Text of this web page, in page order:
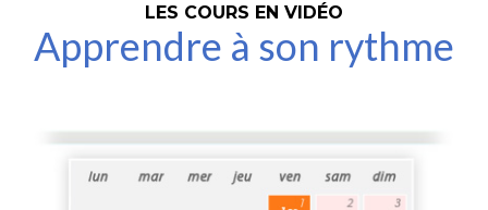
LES COURS EN VIDÉO
Apprendre à son rythme